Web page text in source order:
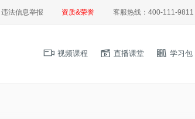
违法信息举报 资质&荣誉 客服热线：400-111-9811
视频课程 直播课堂 学习包